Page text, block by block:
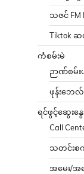
သဇင် FM
Tiktok
ကံစမ်းမဲ
ဉာဏ်စမ်
ဖုန်းဘေလ်
ရင်ဖွင့်ဆွေးနွေ
Call
သတင်းစက
အမေး/အ